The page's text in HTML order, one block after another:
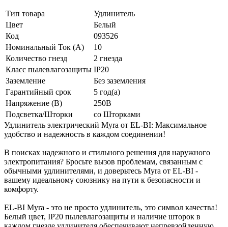
Тип товара
Удлинитель
Цвет
Белый
Код
093526
Номинальный Ток (A)
10
Количество гнезд
2 гнезда
Класс пылевлагозащиты IP20
Заземление
Без заземления
Гарантийный срок
5 год(а)
Напряжение (В)
250В
Подсветка/Шторки
со Шторками
Удлинитель электрический Myra от EL-BI: Максимальное
удобство и надежность в каждом соединении!
В поисках надежного и стильного решения для наружного
электропитания? Бросьте вызов проблемам, связанным с
обычными удлинителями, и доверьтесь Myra от EL-BI -
вашему идеальному союзнику на пути к безопасности и
комфорту.
EL-BI Myra - это не просто удлинитель, это символ качества!
Белый цвет, IP20 пылевлагозащиты и наличие шторок в